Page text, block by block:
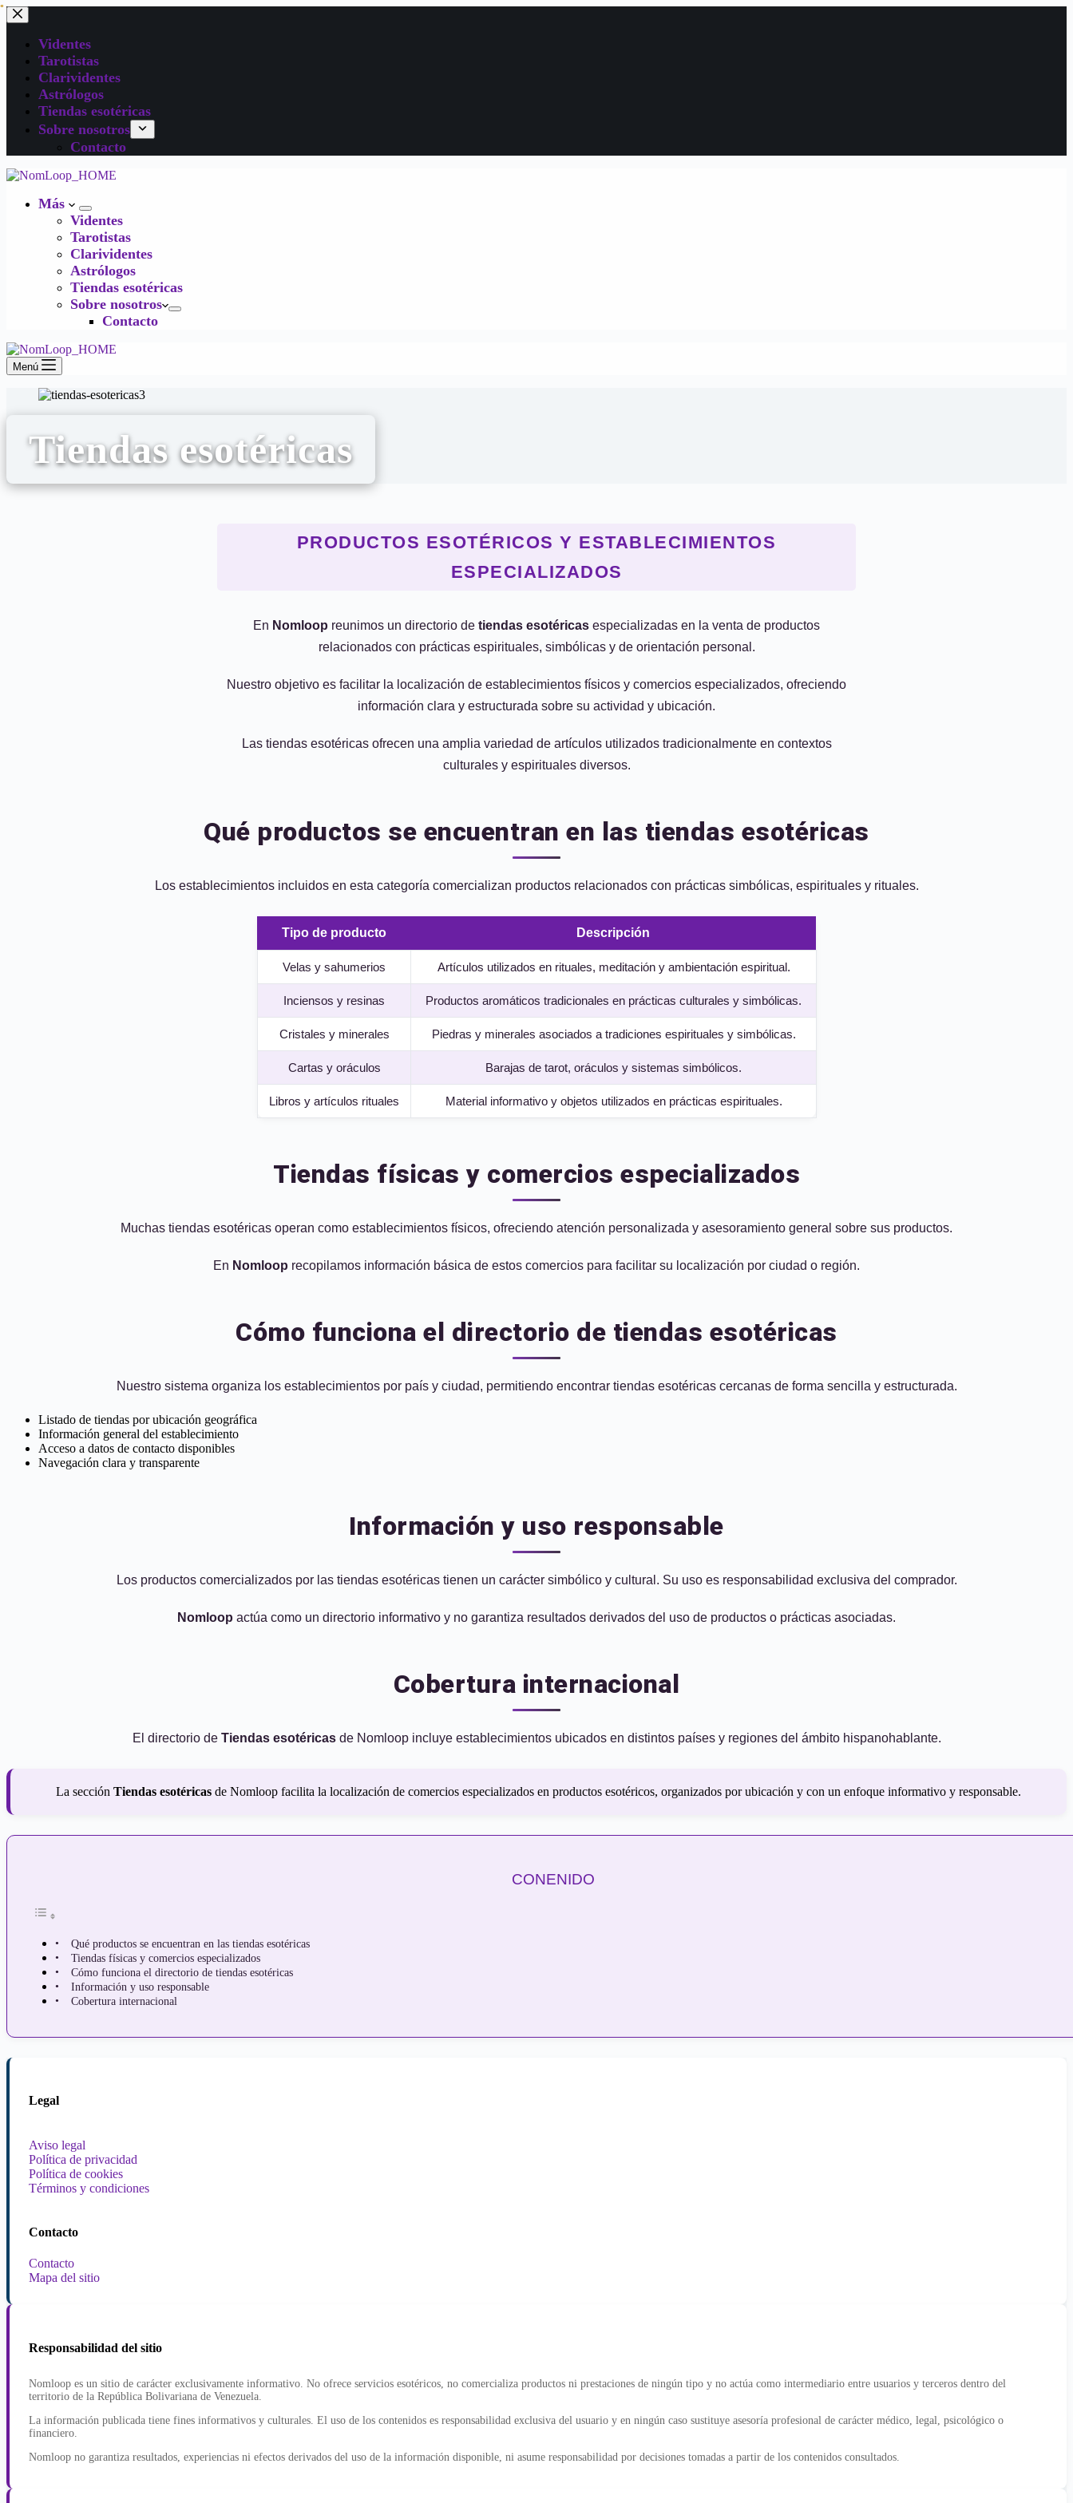
Videntes
Tarotistas
Clarividentes
Astrólogos
Tiendas esotéricas
Sobre nosotros
Contacto
Más
Videntes
Tarotistas
Clarividentes
Astrólogos
Tiendas esotéricas
Sobre nosotros
Contacto
Menú
Tiendas esotéricas
PRODUCTOS ESOTÉRICOS Y ESTABLECIMIENTOS
ESPECIALIZADOS
En Nomloop reunimos un directorio de tiendas esotéricas especializadas en la venta de productos
relacionados con prácticas espirituales, simbólicas y de orientación personal.
Nuestro objetivo es facilitar la localización de establecimientos físicos y comercios especializados, ofreciendo
información clara y estructurada sobre su actividad y ubicación.
Las tiendas esotéricas ofrecen una amplia variedad de artículos utilizados tradicionalmente en contextos
culturales y espirituales diversos.
Qué productos se encuentran en las tiendas esotéricas
Los establecimientos incluidos en esta categoría comercializan productos relacionados con prácticas simbólicas, espirituales y rituales.
Tipo de producto Descripción
Velas y sahumerios Artículos utilizados en rituales, meditación y ambientación espiritual.
Inciensos y resinas Productos aromáticos tradicionales en prácticas culturales y simbólicas.
Cristales y minerales Piedras y minerales asociados a tradiciones espirituales y simbólicas.
Cartas y oráculos Barajas de tarot, oráculos y sistemas simbólicos.
Libros y artículos rituales Material informativo y objetos utilizados en prácticas espirituales.
Tiendas físicas y comercios especializados
Muchas tiendas esotéricas operan como establecimientos físicos, ofreciendo atención personalizada y asesoramiento general sobre sus productos.
En Nomloop recopilamos información básica de estos comercios para facilitar su localización por ciudad o región.
Cómo funciona el directorio de tiendas esotéricas
Nuestro sistema organiza los establecimientos por país y ciudad, permitiendo encontrar tiendas esotéricas cercanas de forma sencilla y estructurada.
Listado de tiendas por ubicación geográfica
Información general del establecimiento
Acceso a datos de contacto disponibles
Navegación clara y transparente
Información y uso responsable
Los productos comercializados por las tiendas esotéricas tienen un carácter simbólico y cultural. Su uso es responsabilidad exclusiva del comprador.
Nomloop actúa como un directorio informativo y no garantiza resultados derivados del uso de productos o prácticas asociadas.
Cobertura internacional
El directorio de Tiendas esotéricasde Nomloop incluye establecimientos ubicados en distintos países y regiones del ámbito hispanohablante.
La sección Tiendas esotéricas de Nomloop facilita la localización de comercios especializados en productos esotéricos, organizados por ubicación y con un enfoque informativo y responsable.
CONENIDO
Qué productos se encuentran en las tiendas esotéricas
Tiendas físicas y comercios especializados
Cómo funciona el directorio de tiendas esotéricas
Información y uso responsable
Cobertura internacional
Legal
Aviso legal
Política de privacidad
Política de cookies
Términos y condiciones
Contacto
Contacto
Mapa del sitio
Responsabilidad del sitio
Nomloop es un sitio de carácter exclusivamente informativo. No ofrece servicios esotéricos, no comercializa productos ni prestaciones de ningún tipo y no actúa como intermediario entre usuarios y terceros dentro del
territorio de la República Bolivariana de Venezuela.
La información publicada tiene fines informativos y culturales. El uso de los contenidos es responsabilidad exclusiva del usuario y en ningún caso sustituye asesoría profesional de carácter médico, legal, psicológico o
financiero.
Nomloop no garantiza resultados, experiencias ni efectos derivados del uso de la información disponible, ni asume responsabilidad por decisiones tomadas a partir de los contenidos consultados.